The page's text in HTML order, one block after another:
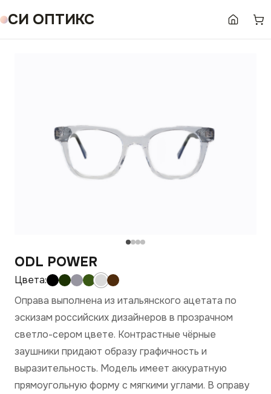
СИ ОПТИКС
ODL POWER
Оправа выполнена из итальянского ацетата по
эскизам российских дизайнеров в прозрачном
светло-сером цвете. Контрастные чёрные
заушники придают образу графичность и
выразительность. Модель имеет аккуратную
прямоугольную форму с мягкими углами. В оправу